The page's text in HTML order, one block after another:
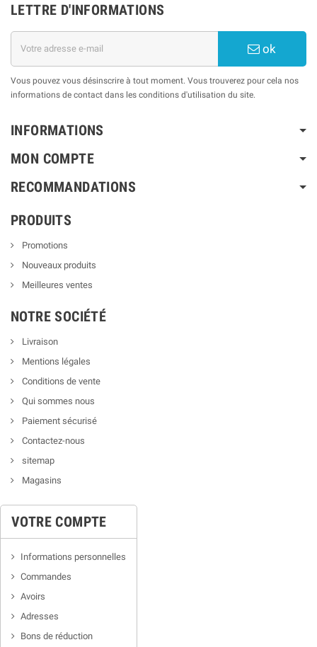
LETTRE D'INFORMATIONS
ok
Vous pouvez vous désinscrire à tout moment. Vous trouverez pour cela nos
informations de contact dans les conditions d'utilisation du site.
INFORMATIONS
MON COMPTE
RECOMMANDATIONS
PRODUITS
Promotions
Nouveaux produits
Meilleures ventes
NOTRE SOCIÉTÉ
Livraison
Mentions légales
Conditions de vente
Qui sommes nous
Paiement sécurisé
Contactez-nous
sitemap
Magasins
VOTRE COMPTE
Informations personnelles
Commandes
Avoirs
Adresses
Bons de réduction